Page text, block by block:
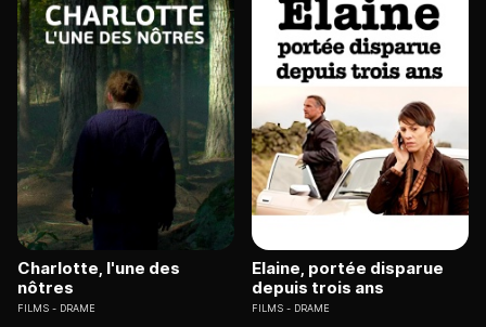
Charlotte, l'une des
nôtres
FILMS DRAME
Elaine, portée disparue
depuis trois ans
FILMS DRAME